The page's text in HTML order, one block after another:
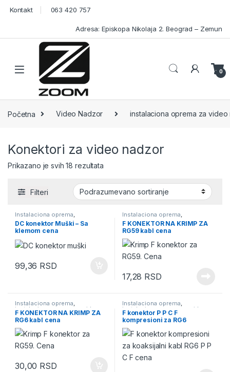
Skip to navigation
Skip to content
Kontakt 063 420 757
Adresa: Episkopa Nikolaja 2. Beograd – Zemun
Open 0
Početna Video Nadzor instalaciona oprema za video
Konektori za video nadzor
Prikazano je svih 18 rezultata
Filteri
Instalaciona oprema
instalaciona oprema za video
nadzor,Konektori,Konektori za
video nadzor,Video Nadzor
DC konektor Muški – Sa
klemom cena
99,36 RSD
Instalaciona oprema
instalaciona oprema za video
nadzor,Konektori,Konektori za
video nadzor,Video Nadzor
F KONEKTOR NA KRIMP ZA
RG59 kabl cena
17,28 RSD
Instalaciona oprema,
instalaciona oprema za video
nadzor,Konektori,Konektori za
video nadzor,Video Nadzor
F KONEKTOR NA KRIMP ZA
RG6 kabl cena
30,00 RSD
Instalaciona oprema,
instalaciona oprema za video
nadzor,Konektori,Konektori za
video nadzor,Video Nadzor
F konektor P P C F
kompresioni za RG6
koaksijalni kabl